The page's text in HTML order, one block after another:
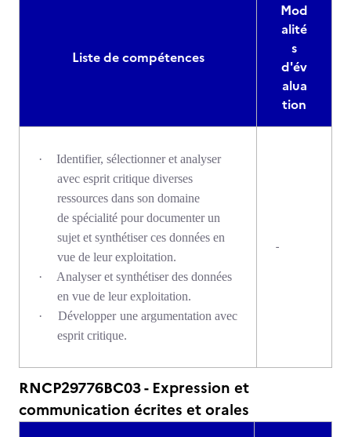
Liste de compétences
Mod
alité
s
d'év
alua
tion
·
Identifier, sélectionner et analyser
avec esprit critique diverses
ressources dans son domaine
de spécialité pour documenter un
sujet et synthétiser ces données en
vue de leur exploitation.
·
Analyser et synthétiser des données
en vue de leur exploitation.
·
Développer une argumentation avec
esprit critique.
-
RNCP29776BC03 - Expression et
communication écrites et orales